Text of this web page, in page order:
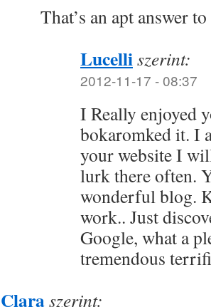
That’s an apt answer
Lucelliszerint:
2012-11-17 - 08:37
I Really enjoyed
bokaromked it. I
your website I
lurk there often.
wonderful blog.
work.. Just
Google, what a
tremendous
Claraszerint: